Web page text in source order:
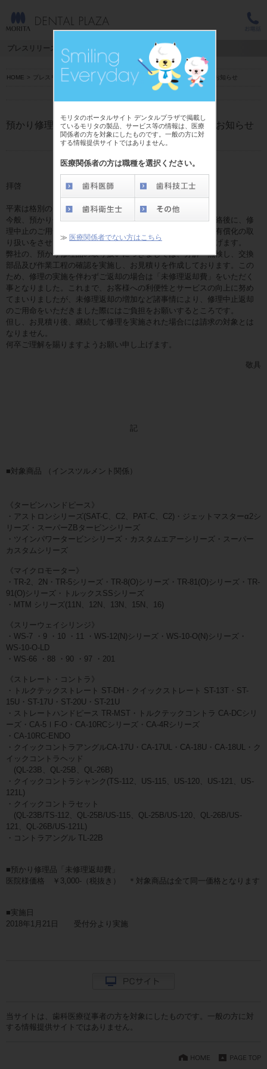
モリタのポータルサイト デンタルプラザで掲載し
ているモリタの製品、サービス等の情報は、医療
関係者の方を対象にしたものです。一般の方に対
する情報提供サイトではありません。
医療関係者の方は職種を選択ください。
≫ 医療関係者でない方はこちら
プレスリリース
HOME > プレスリリース >預かり修理品「未修理返却費」有償化についてのお知らせ
預かり修理品「未修理返却費」有償化についてのお知らせ
拝啓
平素は格別のお引き立てを賜り誠にありがとうございます。
今般、預かり修理対象品におきまして、お見積り金額をご連絡後に、修
理中止のご用命をいただきました際には、「未修理返却費」有償化の取
り扱いをさせていただく運びとなりましたのでご連絡申し上げます。
弊社の、預かり修理品の取り扱いにつきましては、分解・点検し、交換
部品及び作業工程の確認を実施し、お見積りを作成しております。この
ため、修理の実施を伴わずご返却の場合は「未修理返却費」をいただく
事となりました。これまで、お客様への利便性とサービスの向上に努め
てまいりましたが、未修理返却の増加など諸事情により、修理中止返却
のご用命をいただきました際にはご負担をお願いするところです。
但し、お見積り後、継続して修理を実施された場合には請求の対象とは
なりません。
何卒ご理解を賜りますようお願い申し上げます。
敬具
記
■対象商品 （インスツルメント関係）
《タービンハンドピース》
・アストロンシリーズ(SAT-C、C2、PAT‐C、C2)・ジェットマスターα2シ
リーズ・スーパーZBタービンシリーズ
・ツインパワータービンシリーズ・カスタムエアーシリーズ・スーパー
カスタムシリーズ
《マイクロモーター》
・TR-2、2N・TR-5シリーズ・TR-8(O)シリーズ・TR-81(O)シリーズ・TR-
91(O)シリーズ・トルックスSSシリーズ
・MTM シリーズ(11N、12N、13N、15N、16)
《スリーウェイシリンジ》
・WS‐7 ・9 ・10 ・11 ・WS-12(N)シリーズ・WS-10-O(N)シリーズ・
WS-10-O-LD
・WS‐66 ・88 ・90 ・97 ・201
《ストレート・コントラ》
・トルクテックストレート ST-DH・クイックストレート ST-13T・ST-
15U・ST-17U・ST-20U・ST-21U
・ストレートハンドピース TR-MST・トルクテックコントラ CA-DCシリ
ーズ・CA-5ⅠF-O・CA-10RCシリーズ・CA-4Rシリーズ
・CA-10RC-ENDO
・クイックコントラアングルCA-17U・CA-17UL・CA-18U・CA-18UL・ク
イックコントラヘッド
(QL-23B、QL-25B、QL-26B)
・クイックコントラシャンク(TS-112、US-115、US-120、US-121、US-
121L)
・クイックコントラセット
(QL-23B/TS-112、QL-25B/US-115、QL-25B/US-120、QL-26B/US-
121、QL-26B/US-121L)
・コントラアングル TL-22B
■預かり修理品「未修理返却費」
医院様価格 ￥3,000-（税抜き） ＊対象商品は全て同一価格となります
■実施日
2018年1月21日 受付分より実施
当サイトは、歯科医療従事者の方を対象にしたものです。一般の方に対
する情報提供サイトではありません。